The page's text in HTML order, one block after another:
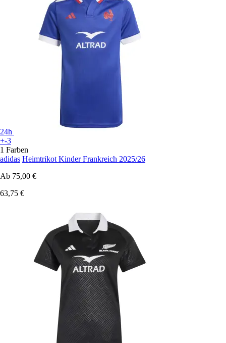
24h
+-3
1 Farben
adidas Heimtrikot Kinder Frankreich 2025/26
Ab 75,00 €
63,75 €